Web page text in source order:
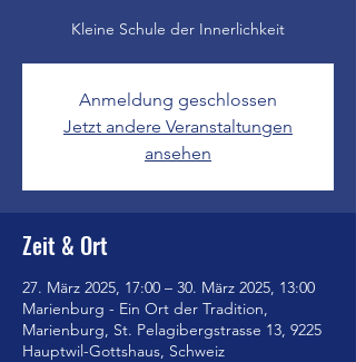
Kleine Schule der Innerlichkeit
Anmeldung geschlossen
Jetzt andere Veranstaltungen
ansehen
Zeit & Ort
27. März 2025, 17:00 – 30. März 2025, 13:00
Marienburg - Ein Ort der Tradition,
Marienburg, St. Pelagibergstrasse 13, 9225
Hauptwil-Gottshaus, Schweiz